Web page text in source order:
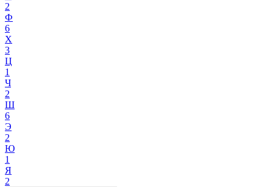
2
Ф
6
Х
3
Ц
1
Ч
2
Ш
6
Э
2
Ю
1
Я
2